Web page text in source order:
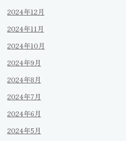
2024年12月
2024年11月
2024年10月
2024年9月
2024年8月
2024年7月
2024年6月
2024年5月